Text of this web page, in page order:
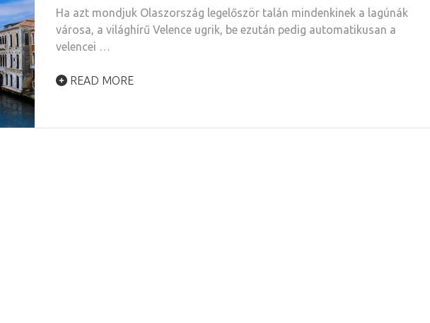
Ha azt mondjuk Olaszország legelőször talán mindenkinek a lagúnák
városa, a világhírű Velence ugrik, be ezután pedig automatikusan a
velencei …
READ MORE